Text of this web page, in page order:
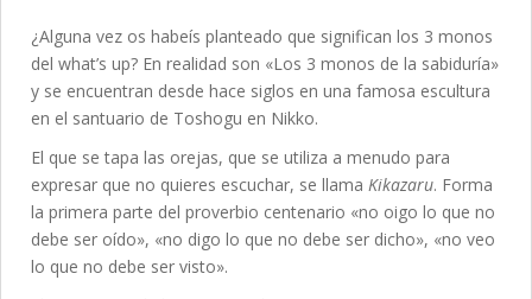
¿Alguna vez os habeís planteado que significan los 3 monos
del what’s up? En realidad son «Los 3 monos de la sabiduría»
y se encuentran desde hace siglos en una famosa escultura
en el santuario de Toshogu en Nikko.
El que se tapa las orejas, que se utiliza a menudo para
expresar que no quieres escuchar, se llama Kikazaru. Forma
la primera parte del proverbio centenario «no oigo lo que no
debe ser oído», «no digo lo que no debe ser dicho», «no veo
lo que no debe ser visto».